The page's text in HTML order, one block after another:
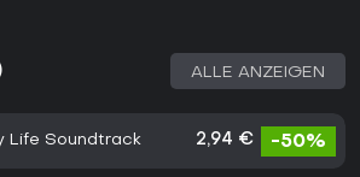
ALLE ANZEIGEN
Life Soundtrack 2,94 € -50%